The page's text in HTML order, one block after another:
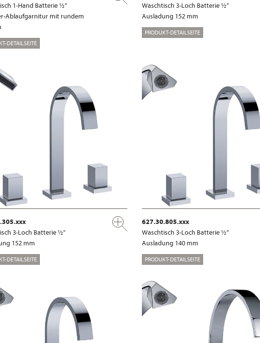
1-Hand Batterie ½“
Ablaufgarnitur mit rundem
DETAILSEITE
Waschtisch 3-Loch Batterie ½“
Ausladung 152 mm
PRODUKT-DETAILSEITE
3-Loch Batterie ½"
152 mm
DETAILSEITE
627.30.805.xxx
Waschtisch 3-Loch Batterie ½“
Ausladung 140 mm
PRODUKT-DETAILSEITE